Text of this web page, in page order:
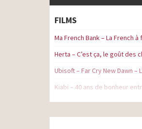
FILMS
Ma French Bank – La French
Herta – C’est ça, le goût des
Ubisoft – Far Cry New Dawn –
Kiabi – 40 ans de bonheur
Ubisoft – Mario + The Lapins
Conforama – Le Bureau de